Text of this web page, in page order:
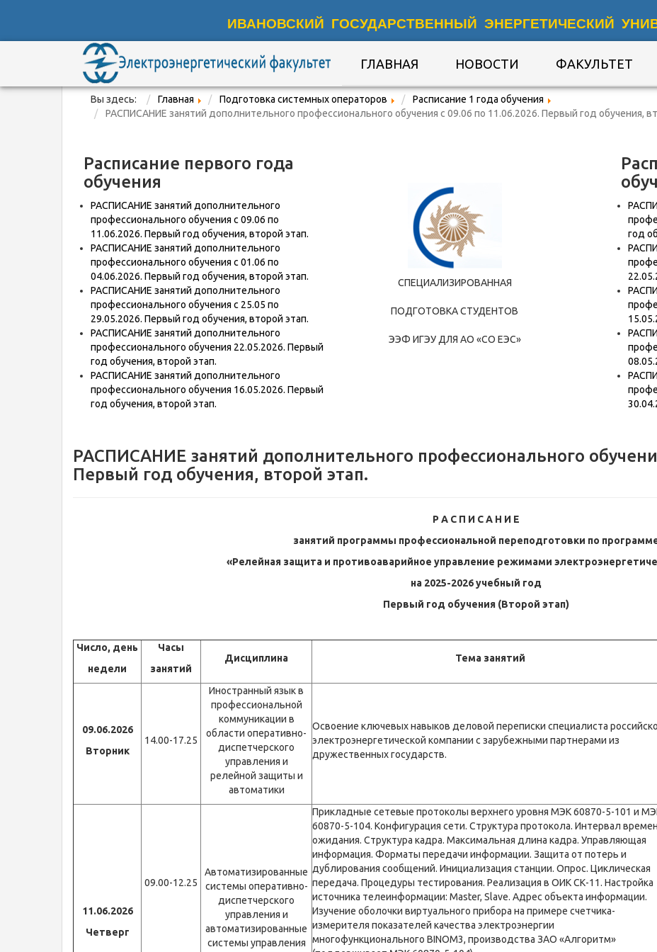
ИВАНОВСКИЙ ГОСУДАРСТВЕННЫЙ ЭНЕРГЕТИЧЕСКИЙ
ГЛАВНАЯ НОВОСТИ ФАКУЛЬТЕТ
Вы здесь: Главная Подготовка системных операторов
Расписание 1 года обучения
РАСПИСАНИЕ занятий дополнительного профессионального обучения с 09.06 по 11.06.2026. Первый год обучения,
Расписание первого года
обучения
РАСПИСАНИЕ занятий дополнительного
профессионального обучения с 09.06 по
11.06.2026. Первый год обучения, второй этап.
РАСПИСАНИЕ занятий дополнительного
профессионального обучения с 01.06 по
04.06.2026. Первый год обучения, второй этап.
РАСПИСАНИЕ занятий дополнительного
профессионального обучения с 25.05 по
29.05.2026. Первый год обучения, второй этап.
РАСПИСАНИЕ занятий дополнительного
профессионального обучения 22.05.2026. Первый
год обучения, второй этап.
РАСПИСАНИЕ занятий дополнительного
профессионального обучения 16.05.2026. Первый
год обучения, второй этап.
СПЕЦИАЛИЗИРОВАННАЯ
ПОДГОТОВКА СТУДЕНТОВ
ЭЭФ ИГЭУ ДЛЯ АО «СО ЕЭС»
год
РАСПИСАНИЕ занятий дополнительного профессионального
Первый год обучения, второй этап.
Р А С П И С А Н И Е
занятий программы профессиональной переподготовки по
«Релейная защита и противоаварийное управление режимами
на 2025-2026 учебный год
Первый год обучения (Второй этап)
Число, день
недели
Часы
занятий
Дисциплина Тема занятий
09.06.2026
Вторник
14.00-17.25
Иностранный язык в
профессиональной
коммуникации в
области оперативно-
диспетчерского
управления и
релейной защиты и
автоматики
Освоение ключевых навыков деловой переписки специалиста
электроэнергетической компании с зарубежными партнерами из
дружественных государств.
11.06.2026
Четверг
09.00-12.25
Автоматизированные
системы оперативно-
диспетчерского
управления и
автоматизированные
системы управления
Прикладные сетевые протоколы верхнего уровня МЭК 60870-5-101 и
60870-5-104. Конфигурация сети. Структура протокола. Интервал
ожидания. Структура кадра. Максимальная длина кадра. Управляющая
информация. Форматы передачи информации. Защита от потерь и
дублирования сообщений. Инициализация станции. Опрос. Циклическая
передача. Процедуры тестирования. Реализация в ОИК СК-11. Настройка
источника телеинформации: Master, Slave. Адрес объекта информации.
Изучение оболочки виртуального прибора на примере счетчика-
измерителя показателей качества электроэнергии
многофункционального BINOM3, производства ЗАО «Алгоритм»